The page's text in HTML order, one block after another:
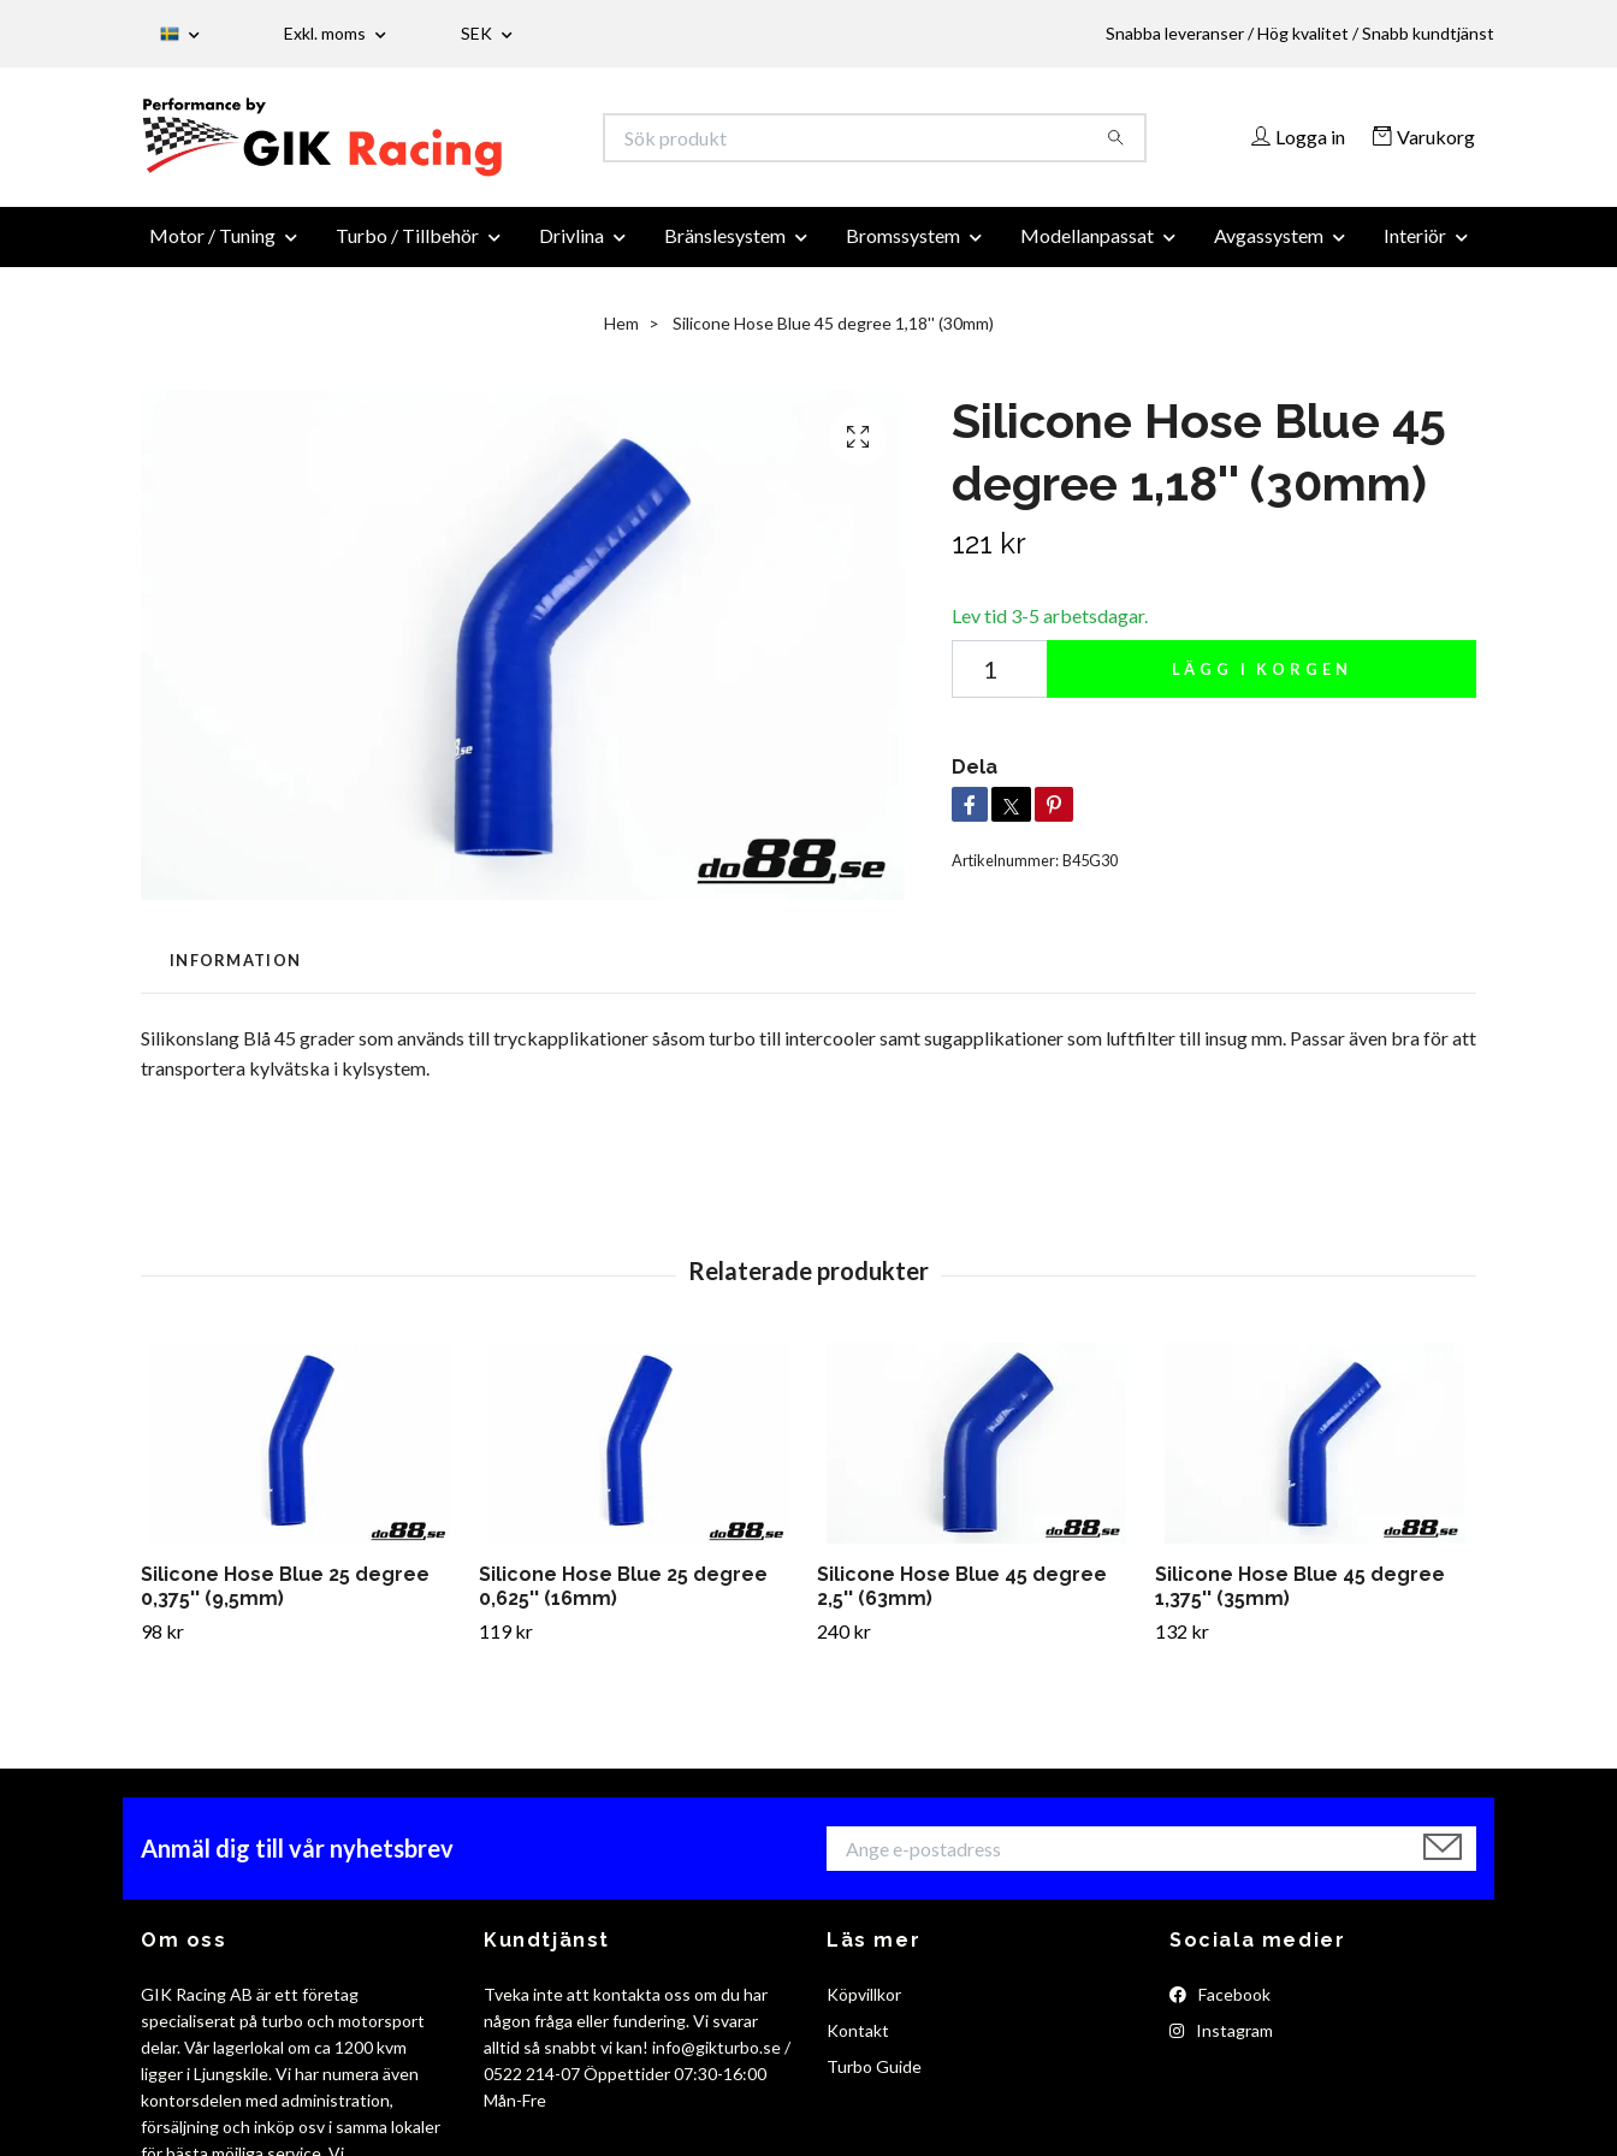
Exkl. moms SEK Snabba leveranser / Hög kvalitet / Snabb kundtjänst
Logga in Varukorg
Motor / Tuning Turbo / Tillbehör Drivlina Bränslesystem Bromssystem Modellanpassat Avgassystem Interiör
Hem Silicone Hose Blue 45 degree 1,18'' (30mm)
Silicone Hose Blue 45
degree 1,18'' (30mm)
121 kr
Lev tid 3-5 arbetsdagar.
LÄGG I KORGEN
Dela
Artikelnummer:B45G30
INFORMATION
Silikonslang Blå 45 grader som används till tryckapplikationer såsom turbo till intercooler samt sugapplikationer som luftfilter till insug mm. Passar även bra för att
transportera kylvätska i kylsystem.
Silicone Hose Blue 25 degree
0,375'' (9,5mm)
98 kr
Silicone Hose Blue 25 degree
0,625'' (16mm)
119 kr
Silicone Hose Blue 45 degree
2,5'' (63mm)
240 kr
Silicone Hose Blue 45 degree
1,375'' (35mm)
132 kr
Anmäl dig till vår nyhetsbrev
Om oss
GIK Racing AB är ett företag
specialiserat på turbo och motorsport
delar. Vår lagerlokal om ca 1200 kvm
ligger i Ljungskile. Vi har numera även
kontorsdelen med administration,
försäljning och inköp osv i samma lokaler
Kundtjänst
Tveka inte att kontakta oss om du har
någon fråga eller fundering. Vi svarar
alltid så snabbt vi kan! info@gikturbo.se/
0522 214-07 Öppettider 07:30-16:00
Mån-Fre
Läs mer
Köpvillkor
Kontakt
Turbo Guide
Sociala medier
Facebook
Instagram